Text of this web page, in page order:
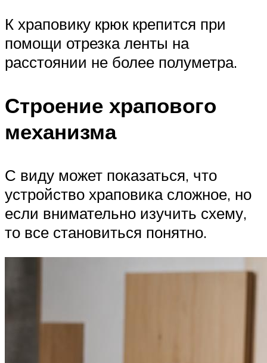
К храповику крюк крепится при
помощи отрезка ленты на
расстоянии не более полуметра.
Строение храпового
механизма
С виду может показаться, что
устройство храповика сложное, но
если внимательно изучить схему,
то все становиться понятно.